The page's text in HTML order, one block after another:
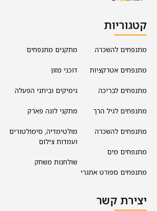
קטגוריות
מתנפחים להשכרה
מתנפחים אטרקציות
מתנפחים לבריכה
מתנפחים לגיל הרך
מתנפחים להשכרה
מתנפחים מים
מתנפחים ספורט אתגרי
מתקנים מתנפחים
דוכני מזון
גימיקים וביתני הפעלה
מתקני לונה פארק
מולטימדיה, סימולטורים
ועמדות צילום
שולחנות משחק
יצירת קשר